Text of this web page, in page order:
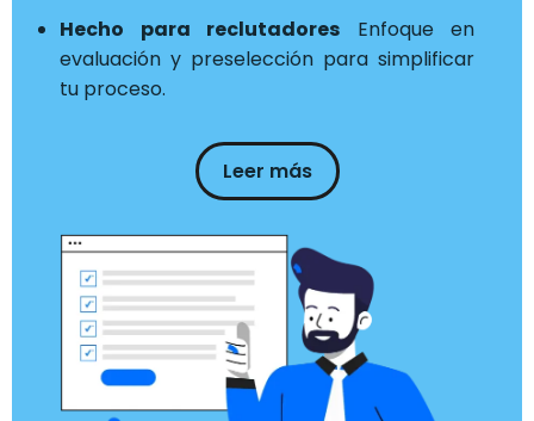
Hecho para reclutadores Enfoque en
evaluación y preselección para simplificar
tu proceso.
Leer más